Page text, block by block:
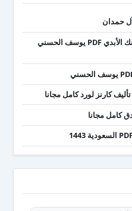
تحميل كتاب عقدك النفسية سجنك الأبدي PDF يوسف الحسني